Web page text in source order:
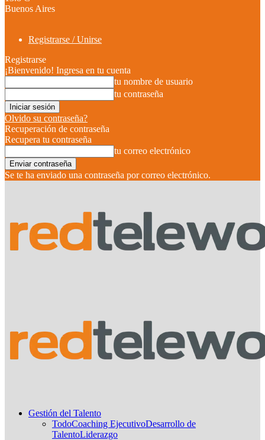
Buenos Aires
Registrarse / Unirse
Registrarse
¡Bienvenido! Ingresa en tu cuenta
tu nombre de usuario
tu contraseña
Olvido su contraseña?
Recuperación de contraseña
Recupera tu contraseña
tu correo electrónico
Se te ha enviado una contraseña por correo electrónico.
Gestión del Talento
TodoCoaching EjecutivoDesarrollo de
TalentoLiderazgo